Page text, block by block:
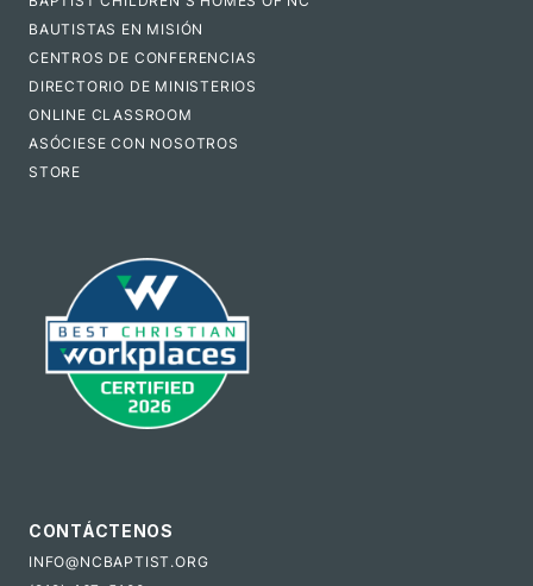
BAUTISTAS EN MISIÓN
CENTROS DE CONFERENCIAS
DIRECTORIO DE MINISTERIOS
ONLINE CLASSROOM
ASÓCIESE CON NOSOTROS
STORE
CONTÁCTENOS
INFO@NCBAPTIST.ORG